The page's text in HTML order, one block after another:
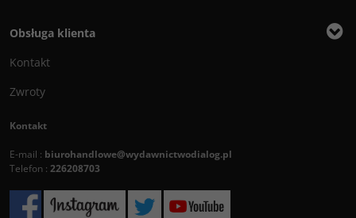
Obsługa klienta
Kontakt
Zwroty
Kontakt
E-mail : biurohandlowe@wydawnictwodialog.pl
Telefon : 226208703